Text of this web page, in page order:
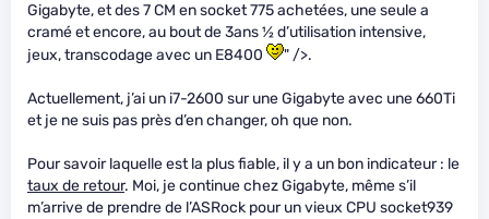
Gigabyte, et des 7 CM en socket 775 achetées, une seule a
cramé et encore, au bout de 3ans1⁄2d’utilisation intensive,
jeux, transcodage avec un E8400
" />.
Actuellement, j’ai un i7-2600 sur une Gigabyte avec une 660Ti
et je ne suis pas près d’en changer, oh que non.
Pour savoir laquelle est la plus fiable, il y a un bon indicateur : le
taux de retour. Moi, je continue chez Gigabyte, même s’il
m’arrive de prendre de l’ASRock pour un vieux CPU socket939